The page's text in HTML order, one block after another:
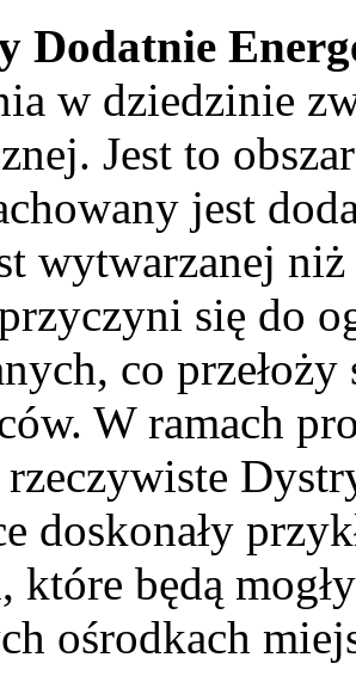
Dodatnie
w dziedzinie
Jest to
jest
wytwarzanej
się do
co
W ramach
rzeczywiste
doskonały
które będą
ośrodkach